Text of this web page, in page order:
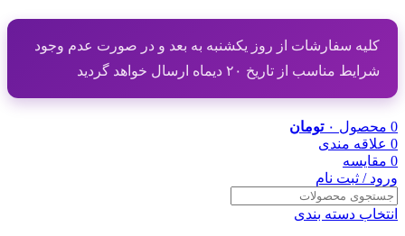
کلیه سفارشات از روز یکشنبه به بعد و در صورت عدم وجود
شرایط مناسب از تاریخ ۲۰ دیماه ارسال خواهد گردید
0 محصول ۰ تومان
0 علاقه مندی
0 مقایسه
ورود / ثبت نام
انتخاب دسته بندی